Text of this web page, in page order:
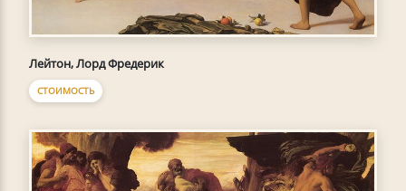
Лейтон, Лорд Фредерик
СТОИМОСТЬ